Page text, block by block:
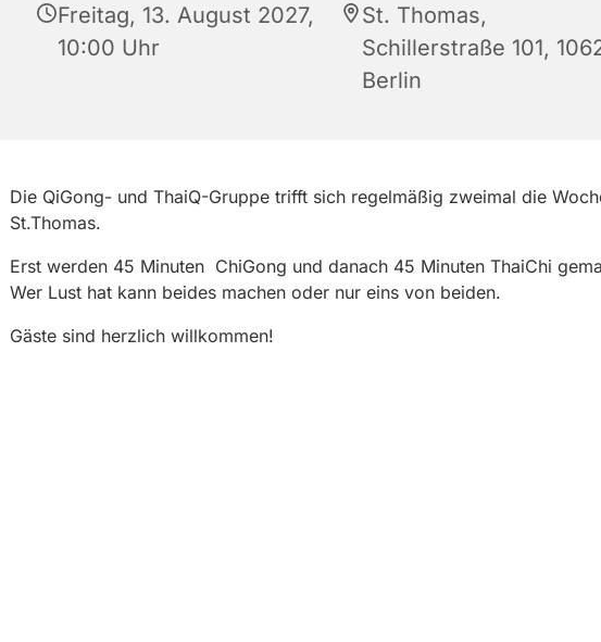
Freitag, 13. August 2027,
10:00 Uhr
St. Thomas,
Schillerstraße 101,
Berlin
Die QiGong- und ThaiQ-Gruppe trifft sich regelmäßig zweimal die
St.Thomas.
Erst werden 45 Minuten ChiGong und danach 45 Minuten ThaiChi
Wer Lust hat kann beides machen oder nur eins von beiden.
Gäste sind herzlich willkommen!